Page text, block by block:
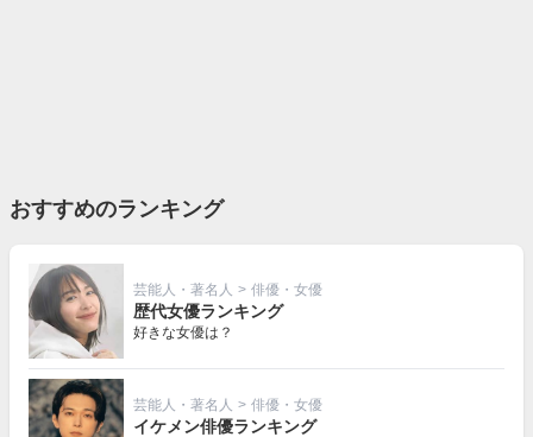
おすすめのランキング
芸能人・著名人 > 俳優・女優
歴代女優ランキング
好きな女優は？
芸能人・著名人 > 俳優・女優
イケメン俳優ランキング